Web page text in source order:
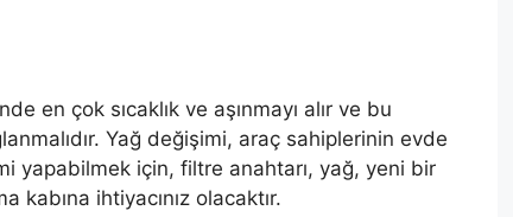
en çok sıcaklık ve aşınmayı alır ve bu
Yağ değişimi, araç sahiplerinin evde
yapabilmek için, filtre anahtarı, yağ, yeni bir
kabına ihtiyacınız olacaktır.